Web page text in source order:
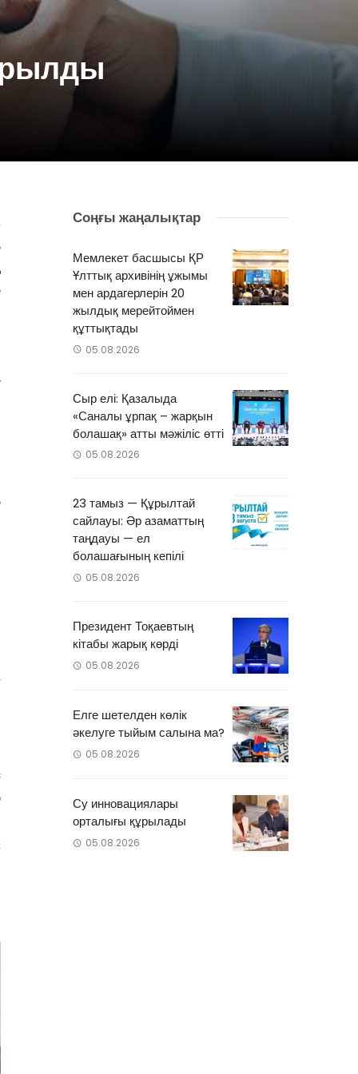
Соңғы жаңалықтар
Мемлекет басшысы ҚР
Ұлттық архивінің ұжымы
мен ардагерлерін 20
жылдық мерейтоймен
құттықтады
05.08.2026
Сыр елі: Қазалыда
«Саналы ұрпақ – жарқын
болашақ» атты мәжіліс өтті
05.08.2026
23 тамыз — Құрылтай
сайлауы: Әр азаматтың
таңдауы — ел
болашағының кепілі
05.08.2026
Президент Тоқаевтың
кітабы жарық көрді
05.08.2026
Елге шетелден көлік
әкелуге тыйым салына ма?
05.08.2026
Су инновациялары
орталығы құрылады
05.08.2026